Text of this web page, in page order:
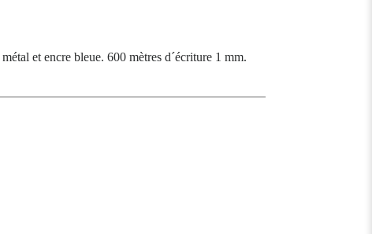
et encre bleue. 600 mètres d´écriture 1 mm.